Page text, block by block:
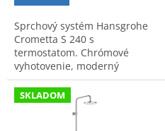
Sprchový systém Hansgrohe
Crometta S 240 s
termostatom. Chrómové
vyhotovenie, moderný
dizajn, vysoký komfort a
bezpečnosť. Špičková
nemecká kvalita.
SKLADOM